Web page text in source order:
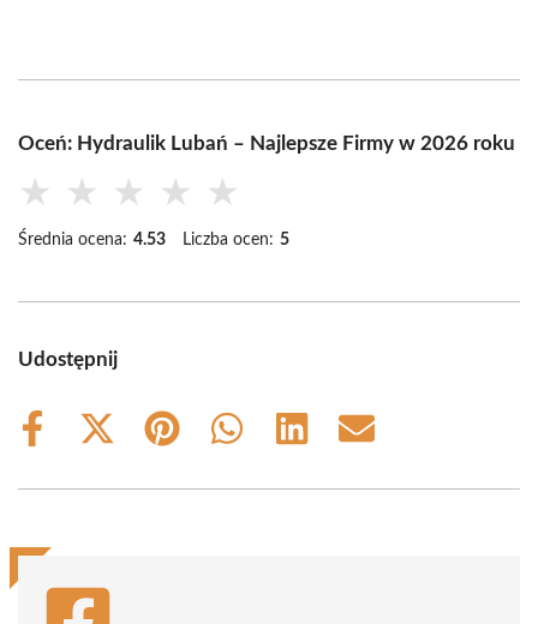
Oceń: Hydraulik Lubań – Najlepsze Firmy w 2026 roku
★ ★ ★ ★ ★
Średnia ocena: 4.53 Liczba ocen: 5
Udostępnij
Share
Share
(Twitter)
Share
Share
Share
Share